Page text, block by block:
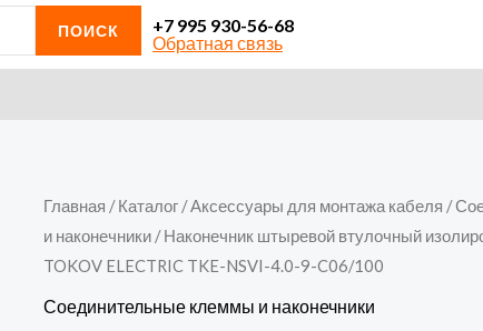
ПОИСК
+7 995 930-56-68
Обратная связь
Главная /Каталог /Аксессуары для монтажа кабеля /
и наконечники / Наконечник штыревой втулочный
TOKOV ELECTRIC TKE-NSVI-4.0-9-C06/100
Соединительные клеммы и наконечники